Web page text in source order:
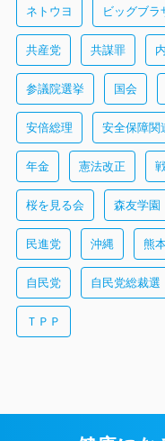
ネトウヨ ビッグブラ
共産党 共謀罪
参議院選挙 国会
安倍総理 安全保障関
年金 憲法改正
桜を見る会 森友学園
民進党 沖縄 熊
自民党 自民党総裁選
ＴＰＰ